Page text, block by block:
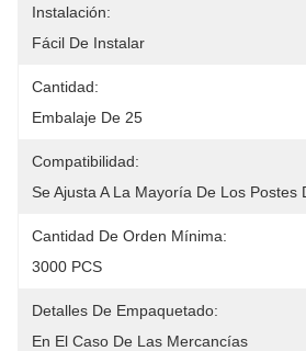
Instalación:
Fácil De Instalar
Cantidad:
Embalaje De 25
Compatibilidad:
Se Ajusta A La Mayoría De Los Postes
Cantidad De Orden Mínima:
3000 PCS
Detalles De Empaquetado:
En El Caso De Las Mercancías